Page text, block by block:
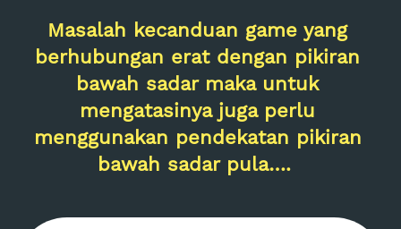
Masalah kecanduan game yang
berhubungan erat dengan pikiran
bawah sadar maka untuk
mengatasinya juga perlu
menggunakan pendekatan pikiran
bawah sadar pula….